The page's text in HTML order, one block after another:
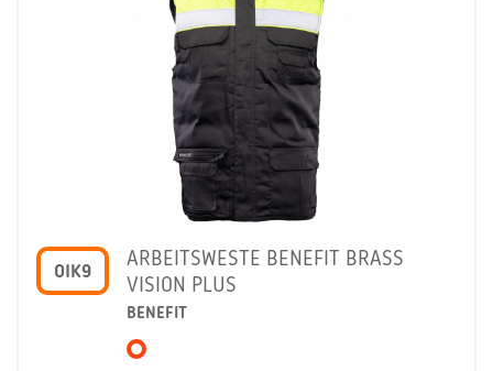
OIK9
ARBEITSWESTE BENEFIT BRASS
VISION PLUS
BENEFIT